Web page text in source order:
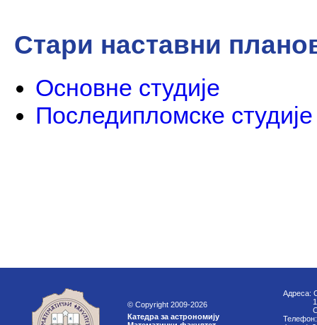
Стари наставни
Основне студије
Последипломске студије
© Copyright 2009-2026
Катедра за астрономију
Адреса: